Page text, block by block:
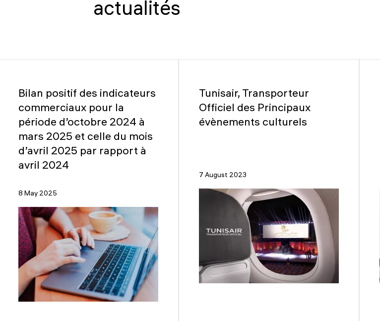
actualités
Bilan positif des indicateurs
commerciaux pour la
période d’octobre 2024 à
mars 2025 et celle du mois
d’avril 2025 par rapport à
avril 2024
8 May 2025
Tunisair, Transporteur
Officiel des Principaux
évènements culturels
7 August 2023